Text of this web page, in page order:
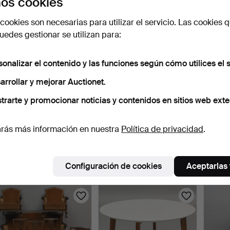
SILLÓN, roble, siglo XX.
CÓMODA, estilo imperio
tardío, segunda mit…
106 USD 85
son necesarias para utilizar el servicio. Las cookies
gestionar se utilizan para:
el contenido y las funciones según cómo utilices el
y mejorar Auctionet.
y promocionar noticias y contenidos en sitios web
más información en nuestra Política de privacidad.
Configuración de cookies Aceptarlas